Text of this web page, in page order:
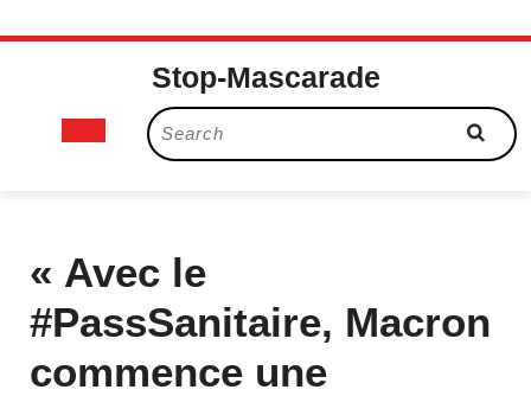
Skip
Stop-Mascarade
Open
Search
for:
« Avec le
#PassSanitaire, Macron
commence une